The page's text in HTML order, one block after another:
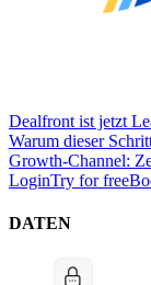
Dealfront ist jetzt
Warum dieser
Growth-Channel:
LoginTry for free
DATEN